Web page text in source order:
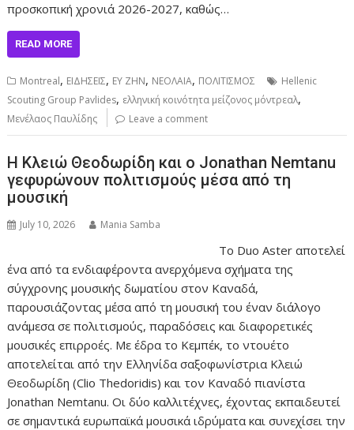
προσκοπική χρονιά 2026-2027, καθώς…
READ MORE
Montreal, ΕΙΔΗΣΕΙΣ, ΕΥ ΖΗΝ, ΝΕΟΛΑΙΑ, ΠΟΛΙΤΙΣΜΟΣ
Hellenic
Scouting Group Pavlides, ελληνική κοινότητα μείζονος μόντρεαλ,
Μενέλαος Παυλίδης Leave a comment
Η Κλειώ Θεοδωρίδη και ο Jonathan Nemtanu
γεφυρώνουν πολιτισμούς μέσα από τη
μουσική
July 10, 2026 Mania Samba
Το Duo Aster αποτελεί
ένα από τα ενδιαφέροντα ανερχόμενα σχήματα της
σύγχρονης μουσικής δωματίου στον Καναδά,
παρουσιάζοντας μέσα από τη μουσική του έναν διάλογο
ανάμεσα σε πολιτισμούς, παραδόσεις και διαφορετικές
μουσικές επιρροές. Με έδρα το Κεμπέκ, το ντουέτο
αποτελείται από την Ελληνίδα σαξοφωνίστρια Κλειώ
Θεοδωρίδη (Clio Thedoridis) και τον Καναδό πιανίστα
Jonathan Nemtanu. Οι δύο καλλιτέχνες, έχοντας εκπαιδευτεί
σε σημαντικά ευρωπαϊκά μουσικά ιδρύματα και συνεχίσει την